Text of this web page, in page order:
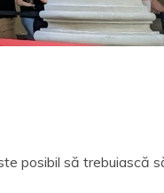
posibil să trebuiască